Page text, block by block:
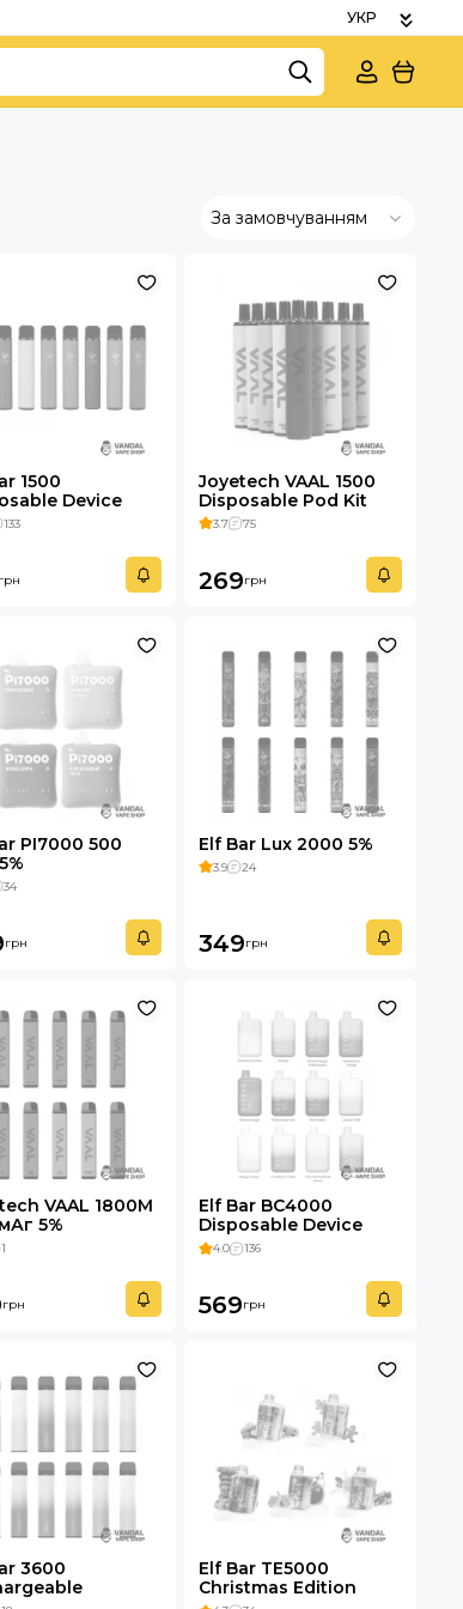
За замовчуванням
1500
Device
5%
133
грн
Joyetech VAAL 1500
Disposable Pod Kit
950mAh
3.7 75
269грн
PI7000 500
34
грн
Elf Bar Lux 2000 5%
3.9 24
349грн
VAAL 1800M
5%
1
грн
Elf Bar BC4000
Disposable Device
650mAh 5%
4.0 136
569грн
3600
Elf Bar TE5000
Christmas Edition